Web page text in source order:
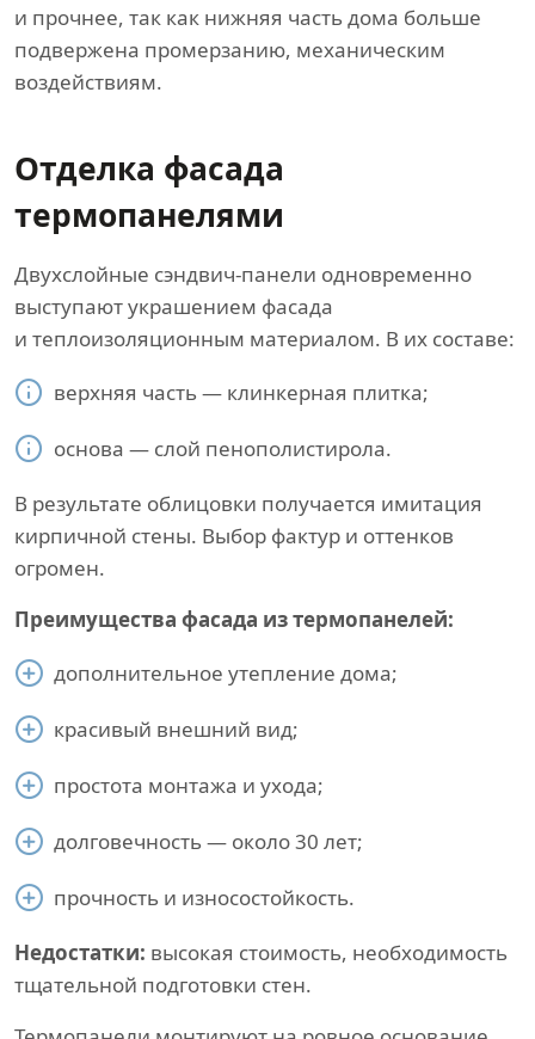
и прочнее, так как нижняя часть дома больше
подвержена промерзанию, механическим
воздействиям.
Отделка фасада
термопанелями
Двухслойные сэндвич-панели одновременно
выступают украшением фасада
и теплоизоляционным материалом. В их составе:
верхняя часть — клинкерная плитка;
основа — слой пенополистирола.
В результате облицовки получается имитация
кирпичной стены. Выбор фактур и оттенков
огромен.
Преимущества фасада из термопанелей:
дополнительное утепление дома;
красивый внешний вид;
простота монтажа и ухода;
долговечность — около 30 лет;
прочность и износостойкость.
Недостатки: высокая стоимость, необходимость
тщательной подготовки стен.